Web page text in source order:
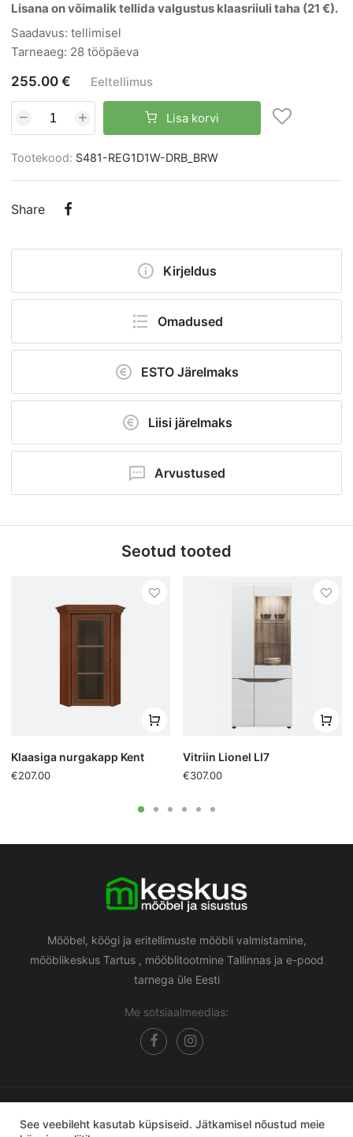
Lisana on võimalik tellida valgustus klaasriiuli taha (21 €).
Saadavus: tellimisel
Tarneaeg: 28 tööpäeva
255.00 € Eeltellimus
Lisa korvi
Tootekood: S481-REG1D1W-DRB_BRW
Share
Kirjeldus
kollektsioon ideaalne lahendus.
Efekti lisab energiasäästlik LED-valgustus. Furnituur vaikselt
Sügavus: 45 cm
Omadused
S481-REG1D1W-DRB_BRW
Kategooria: Vitriinid
ESTO Järelmaks
Liisi järelmaks
Arvustused
Ole esimene kommenteerija!
Seotud tooted
Klaasiga nurgakapp Kent
€207.00
Vitriin Lionel LI7
€307.00
Mööbel, köögi ja eritellimuste mööbli valmistamine,
mööblikeskus Tartus , mööblitootmine Tallinnas ja e-pood
tarnega üle Eesti
Me sotsiaalmeedias:
Mkeskus mööbli e-pood © 2026 Kõik õigused kaitstud.
See veebileht kasutab küpsiseid. Jätkamisel nõustud meie